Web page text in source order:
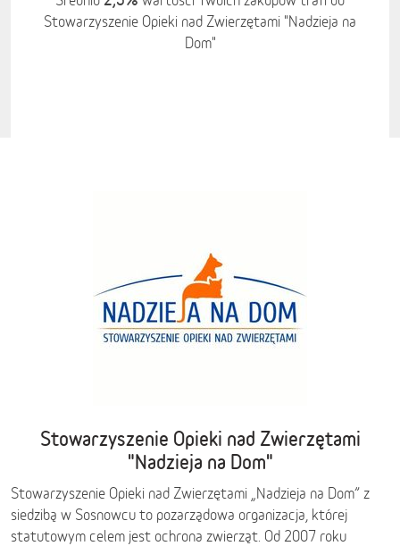
Stowarzyszenie Opieki nad Zwierzętami "Nadzieja na
Dom"
Stowarzyszenie Opieki nad Zwierzętami
"Nadzieja na Dom"
Stowarzyszenie Opieki nad Zwierzętami „Nadzieja na Dom” z
siedzibą w Sosnowcu to pozarządowa organizacja, której
statutowym celem jest ochrona zwierząt. Od 2007 roku